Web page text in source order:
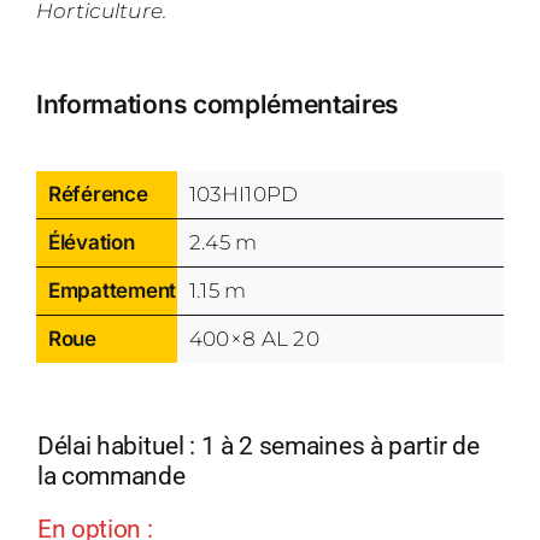
Horticulture.
Informations complémentaires
Référence
103HI10PD
Élévation
2.45 m
Empattement 1.15 m
Roue
400×8 AL 20
Délai habituel : 1 à 2 semaines à partir de
la commande
En option :